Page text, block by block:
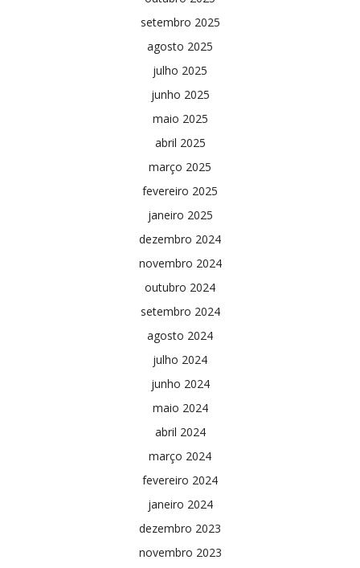
setembro 2025
agosto 2025
julho 2025
junho 2025
maio 2025
abril 2025
março 2025
fevereiro 2025
janeiro 2025
dezembro 2024
novembro 2024
outubro 2024
setembro 2024
agosto 2024
julho 2024
junho 2024
maio 2024
abril 2024
março 2024
fevereiro 2024
janeiro 2024
dezembro 2023
novembro 2023